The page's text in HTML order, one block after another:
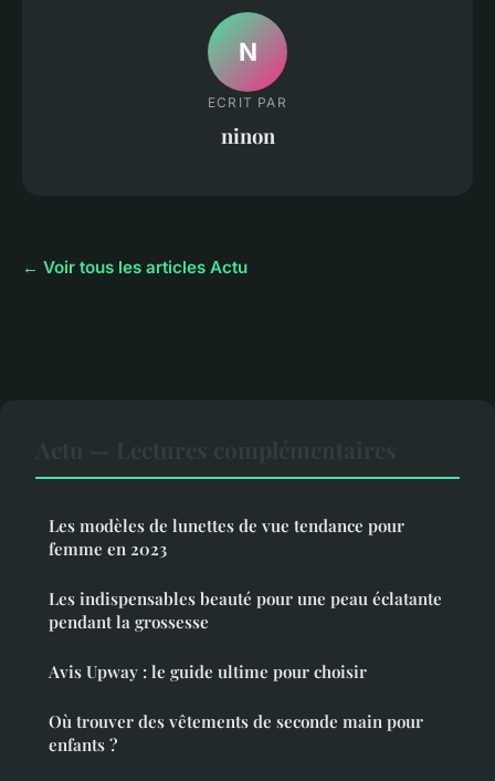
N
ECRIT PAR
ninon
← Voir tous les articles Actu
Les modèles de lunettes de vue tendance pour
femme en 2023
Les indispensables beauté pour une peau éclatante
pendant la grossesse
Avis Upway : le guide ultime pour choisir
Où trouver des vêtements de seconde main pour
enfants ?